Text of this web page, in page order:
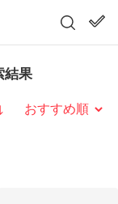
果
替え